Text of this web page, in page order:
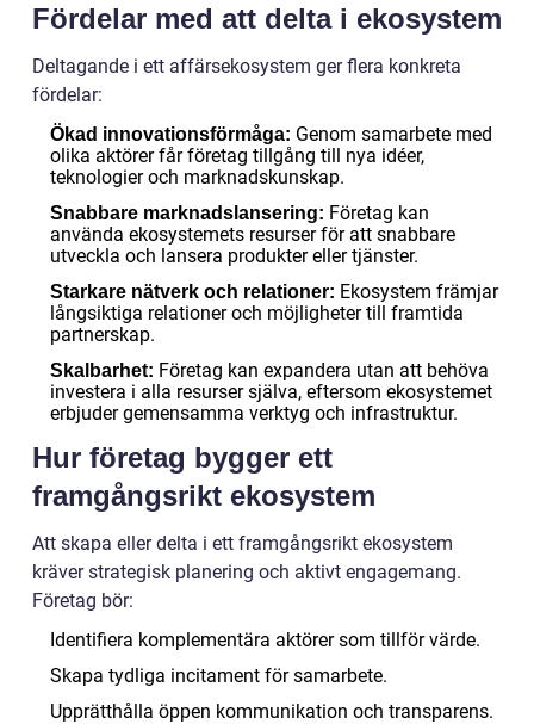
Fördelar med att delta i ekosystem
Deltagande i ett affärsekosystem ger flera konkreta
fördelar:
Ökad innovationsförmåga: Genom samarbete med
olika aktörer får företag tillgång till nya idéer,
teknologier och marknadskunskap.
Snabbare marknadslansering: Företag kan
använda ekosystemets resurser för att snabbare
utveckla och lansera produkter eller tjänster.
Starkare nätverk och relationer: Ekosystem främjar
långsiktiga relationer och möjligheter till framtida
partnerskap.
Skalbarhet: Företag kan expandera utan att behöva
investera i alla resurser själva, eftersom ekosystemet
erbjuder gemensamma verktyg och infrastruktur.
Hur företag bygger ett
framgångsrikt ekosystem
Att skapa eller delta i ett framgångsrikt ekosystem
kräver strategisk planering och aktivt engagemang.
Företag bör:
Identifiera komplementära aktörer som tillför värde.
Skapa tydliga incitament för samarbete.
Upprätthålla öppen kommunikation och transparens.